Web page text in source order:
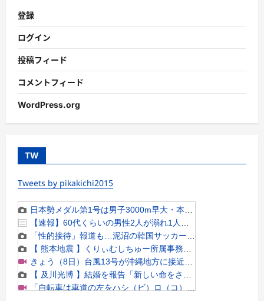
登録
ログイン
投稿フィード
コメントフィード
WordPress.org
TW
Tweets by pikakichi2015